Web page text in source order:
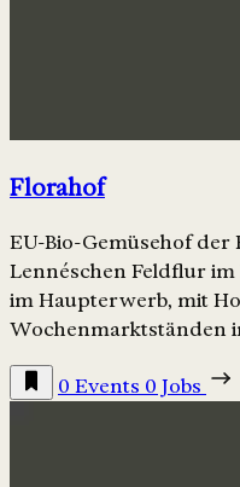
Florahof
EU-Bio-Gemüsehof der
Lennéschen Feldflur im
im Haupterwerb, mit
Wochenmarktständen
0 Events 0 Jobs